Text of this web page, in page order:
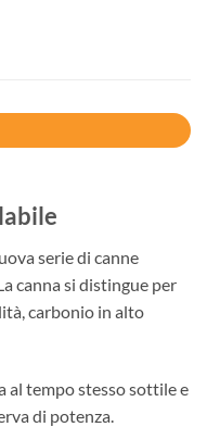
serie di canne
canna si distingue per
carbonio in alto
al tempo stesso sottile e
di potenza.